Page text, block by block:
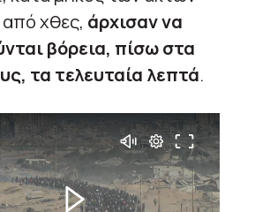
χθες, άρχισαν να
βόρεια, πίσω στα
τα τελευταία λεπτά.